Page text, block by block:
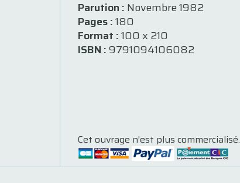
Cet ouvrage n'est plus commercialisé.
Parution : Novembre 1982
Pages :180
Format :100 x 210
ISBN :9791094106082